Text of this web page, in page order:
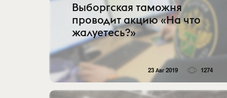
Выборгская таможня
проводит акцию «На что
жалуетесь?»
23 Авг 2019 1274